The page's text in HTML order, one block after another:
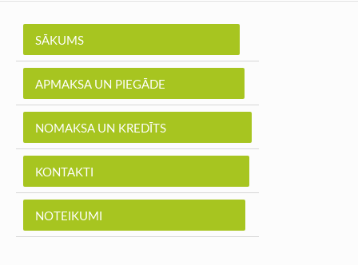
SĀKUMS
APMAKSA UN PIEGĀDE
NOMAKSA UN KREDĪTS
KONTAKTI
NOTEIKUMI